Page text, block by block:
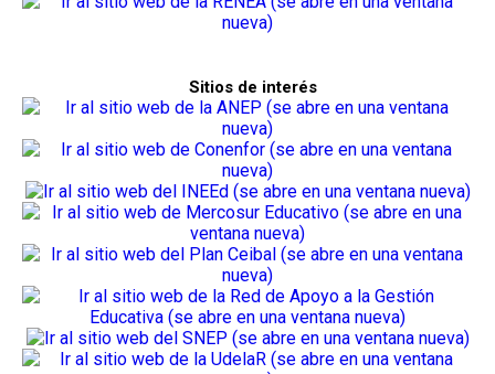
Sitios de interés